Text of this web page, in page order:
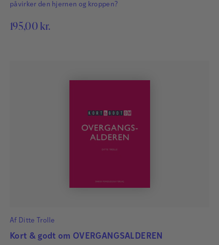
påvirker den hjernen og kroppen?
195,00 kr.
Af Ditte Trolle
Kort & godt om OVERGANGSALDEREN